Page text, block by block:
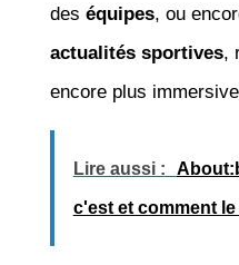
des équipes, ou
actualités sportives,
encore plus
Lire aussi :
c'est et comment